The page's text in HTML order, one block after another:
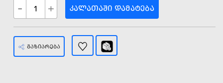
- + ᲙᲐᲚᲐᲗᲐᲨᲘ ᲓᲐᲛᲐᲢᲔᲑᲐ
ᲒᲐᲖᲘᲐᲠᲔᲑᲐ